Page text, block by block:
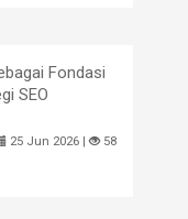
Fondasi
SEO
25 Jun 2026 | 58